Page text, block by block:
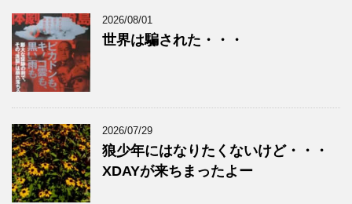
2026/08/01
世界は騙された・・・
2026/07/29
狼少年にはなりたくないけど・・・
XDAYが来ちまったよー